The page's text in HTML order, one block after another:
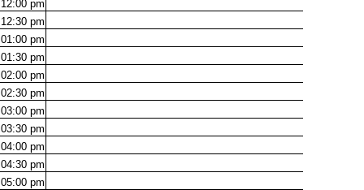
12:00 pm
12:30 pm
01:00 pm
01:30 pm
02:00 pm
02:30 pm
03:00 pm
03:30 pm
04:00 pm
04:30 pm
05:00 pm